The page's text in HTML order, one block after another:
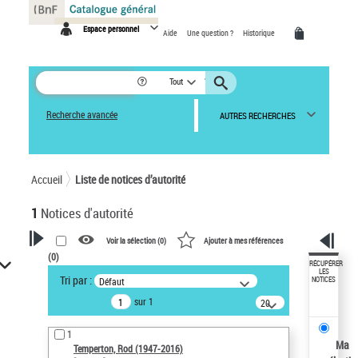
Espace personnel Aide Une question ? Historique
Tout
Recherche avancée AUTRES RECHERCHES
Accueil Liste de notices d’autorité
1 Notices d'autorité
VOTRE RECHERCHE
Recherche avancée dans les
notices d’autorité
Œuvres liées à l'auteur :
Temperton, Rod (1947-2016)
Voir la sélection (0) Ajouter à mes références
(0)
Tri par : Défaut
sur 1
20
résultats/page
1
Temperton, Rod (1947-2016)
RÉCUPÉRER
LES
NOTICES
Ma
Panneau de gestion des cookies